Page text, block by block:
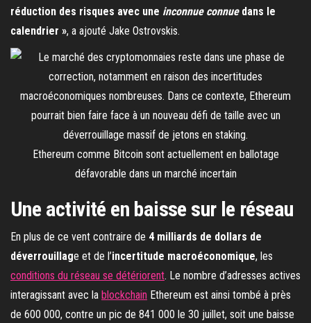
réduction des risques avec une inconnue connuedans le
calendrier », a ajouté Jake Ostrovskis.
Ethereum comme Bitcoin sont actuellement en ballotage
défavorable dans un marché incertain
Une activité en baisse sur le réseau
En plus de ce vent contraire de 4 milliards de dollars de
déverrouillage et de l’incertitude macroéconomique, les
conditions du réseau se détériorent. Le nombre d’adresses actives
interagissant avec la blockchain Ethereum est ainsi tombé à près
de 600 000, contre un pic de 841 000 le 30 juillet, soit une baisse